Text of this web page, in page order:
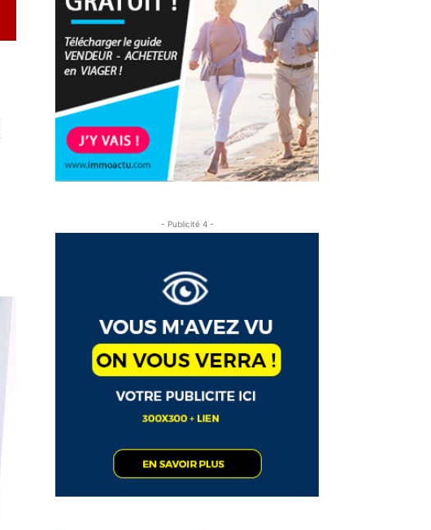
- Publicité 4 -